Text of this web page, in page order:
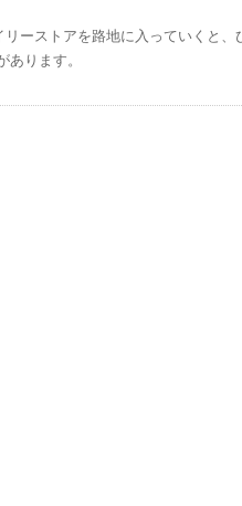
ーストアを路地に入っていくと
ります。